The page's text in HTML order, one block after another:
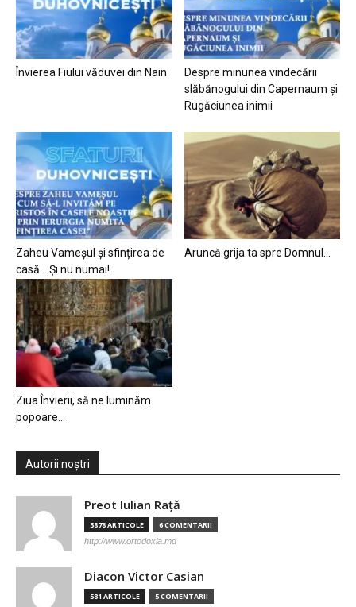
Învierea Fiului văduvei din Nain
Despre minunea vindecării
slăbănogului din Capernaum și
Rugăciunea inimii
Zaheu Vameșul și sfințirea de
casă… Și nu numai!
Aruncă grija ta spre Domnul…
Ziua Învierii, să ne luminăm
popoare…
Autorii noștri
Preot Iulian Raţă
3878 ARTICOLE 6 COMENTARII
http://www.ortodoxia.md
Diacon Victor Casian
581 ARTICOLE 5 COMENTARII